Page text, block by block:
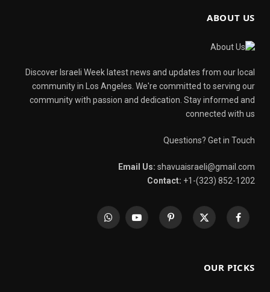
ABOUT US
Discover Israeli Week latest news and updates from our local
community in Los Angeles. We're committed to serving our
community with passion and dedication. Stay informed and
connected with us
Questions? Get in Touch
Email Us: shavuaisraeli@gmail.com
Contact: +1-(323) 852-1202
Facebook
X
Pinterest
YouTube
WhatsApp
OUR PICKS